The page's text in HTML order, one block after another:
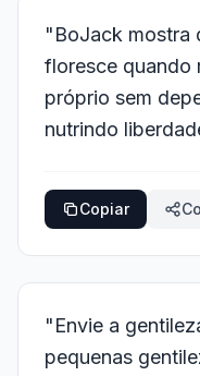
"BoJack mostra
floresce quando
próprio sem
nutrindo
Copiar
"Envie a
pequenas